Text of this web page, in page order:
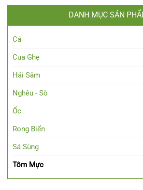
DANH MỤC SẢN
Cá
Cua Ghẹ
Hải Sâm
Nghêu - Sò
Ốc
Rong Biển
Sá Sùng
Tôm Mực